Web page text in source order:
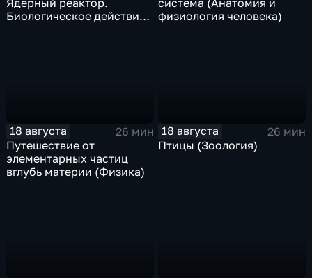
Ядерный реактор.
Биологическое действие
система (Анатомия и
физиология человека)
18 августа
26 мин
Путешествие от
элементарных частиц
вглубь материи (Физика)
18 августа
26 мин
Птицы (Зоология)